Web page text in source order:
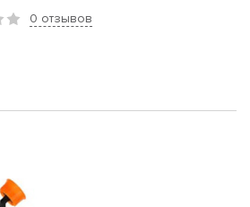
0 отзывов